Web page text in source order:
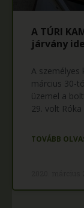
A TÚRI
járvány
A személyes
március 30-
üzemel a
29. volt
TOVÁBB